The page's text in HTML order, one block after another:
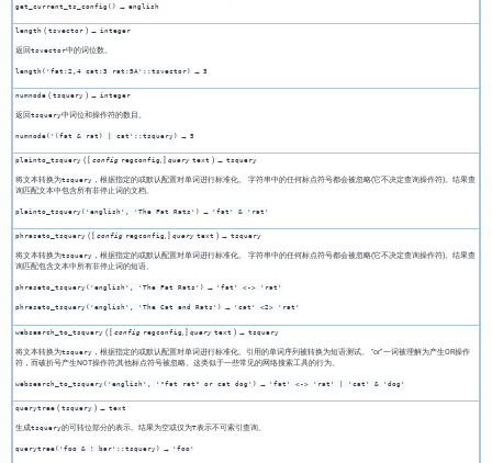
get_current_ts_config() → english
length ( tsvector) → integer
返回tsvector中的词位数。
length('fat:2,4 cat:3 rat:5A'::tsvector) → 3
numnode( tsquery) → integer
返回tsquery中词位和操作符的数目。
numnode('(fat & rat) | cat'::tsquery) → 5
plainto_tsquery( [ config regconfig ] query text ) → tsquery
将文本转换为tsquery，根据指定的或默认配置对单词进行标准化。 字符串中的任何标点符号都会被忽略(它不决定查询操作符)。结果查
询匹配文本中包含所有非停止词的文档。
plainto_tsquery('english', 'The Fat Rats') → 'fat' & 'rat'
phraseto_tsquery( [ config regconfig ] query text ) → tsquery
将文本转换为tsquery，根据指定的或默认配置对单词进行标准化。 字符串中的任何标点符号都会被忽略(它不决定查询操作符)。结果查
询匹配包含文本中所有非停止词的短语。
phraseto_tsquery('english', 'The Fat Rats') → 'fat' <-> 'rat'
phraseto_tsquery('english', 'The Cat and Rats') → 'cat' <2> 'rat'
websearch_to_tsquery( [ config regconfig ] query text ) → tsquery
将文本转换为tsquery，根据指定的或默认配置对单词进行标准化。引用的单词序列被转换为短语测试。 “or”一词被理解为产生OR操作
符，而破折号产生NOT操作符;其他标点符号被忽略。这类似于一些常见的网络搜索工具的行为。
websearch_to_tsquery('english', '"fat rat" or cat dog') → 'fat' <-> 'rat' | 'cat' & 'dog'
querytree( tsquery) → text
生成tsquery的可转位部分的表示。结果为空或仅为T表示不可索引查询。
querytree('foo & ! bar'::tsquery) → 'foo'